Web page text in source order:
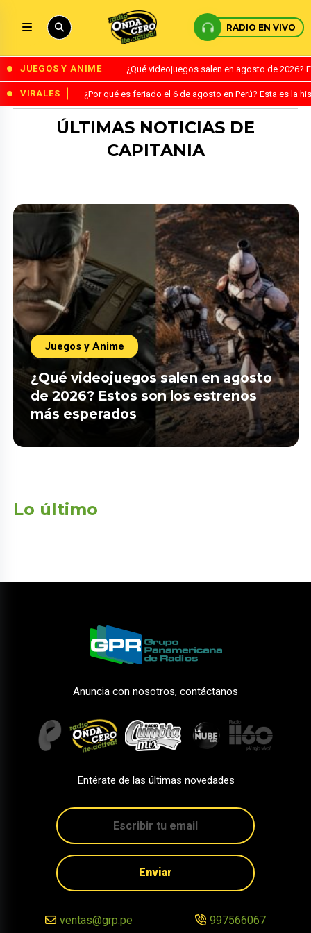
RADIO EN VIVO
JUEGOS Y ANIME ¿Qué videojuegos salen en agosto de
VIRALES ¿Por qué es feriado el 6 de agosto en Perú? Esta es la
ÚLTIMAS NOTICIAS DE
CAPITANIA
Juegos y Anime
¿Qué videojuegos salen en agosto
de 2026? Estos son los estrenos
más esperados
Lo último
Anuncia con nosotros, contáctanos
Entérate de las últimas novedades
Enviar
ventas@grp.pe 997566067